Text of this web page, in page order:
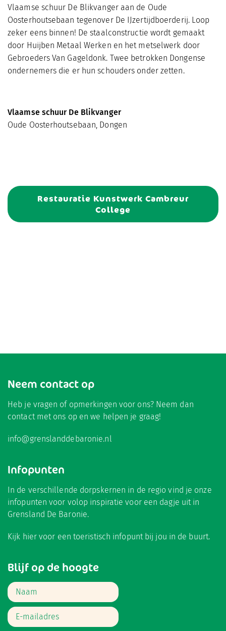
Vlaamse schuur De Blikvanger aan de Oude
Oosterhoutsebaan tegenover De IJzertijdboerderij. Loop
zeker eens binnen! De staalconstructie wordt gemaakt
door Huijben Metaal Werken en het metselwerk door
Gebroeders Van Gageldonk. Twee betrokken Dongense
ondernemers die er hun schouders onder zetten.
Vlaamse schuur De Blikvanger
Oude Oosterhoutsebaan, Dongen
Restauratie Kunstwerk Cambreur
College
Neem contact op
Heb je vragen of opmerkingen voor ons? Neem dan
contact met ons op en we helpen je graag!
info@grenslanddebaronie.nl
Infopunten
In de verschillende dorpskernen in de regio vind je onze
infopunten voor volop inspiratie voor een dagje uit in
Grensland De Baronie.
Kijk hiervoor een toeristisch infopunt bij jou in de buurt.
Blijf op de hoogte